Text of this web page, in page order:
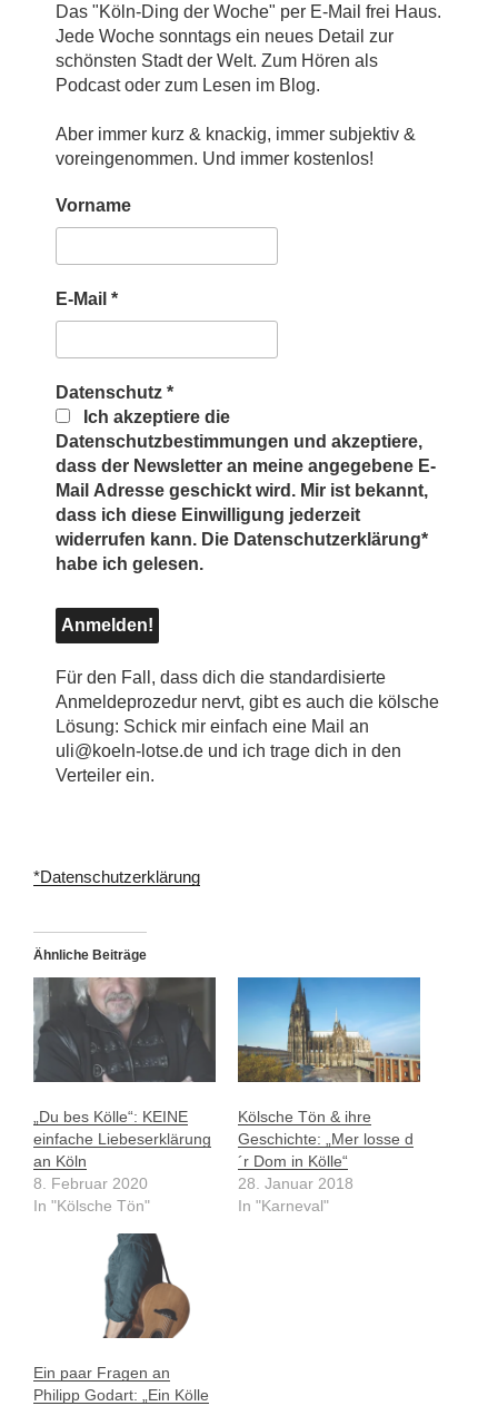
Das "Köln-Ding der Woche" per E-Mail frei Haus.
Jede Woche sonntags ein neues Detail zur
schönsten Stadt der Welt. Zum Hören als
Podcast oder zum Lesen im Blog.
Aber immer kurz & knackig, immer subjektiv &
voreingenommen. Und immer kostenlos!
Vorname
E-Mail *
Datenschutz *
Ich akzeptiere die
Datenschutzbestimmungen und akzeptiere,
dass der Newsletter an meine angegebene E-
Mail Adresse geschickt wird. Mir ist bekannt,
dass ich diese Einwilligung jederzeit
widerrufen kann. Die Datenschutzerklärung*
habe ich gelesen.
Für den Fall, dass dich die standardisierte
Anmeldeprozedur nervt, gibt es auch die kölsche
Lösung: Schick mir einfach eine Mail an
uli@koeln-lotse.de und ich trage dich in den
Verteiler ein.
*Datenschutzerklärung
Ähnliche Beiträge
„Du bes Kölle“: KEINE
einfache Liebeserklärung
an Köln
8. Februar 2020
In "Kölsche Tön"
Kölsche Tön & ihre
Geschichte: „Mer losse d
´r Dom in Kölle“
28. Januar 2018
In "Karneval"
Ein paar Fragen an
Philipp Godart: „Ein Kölle